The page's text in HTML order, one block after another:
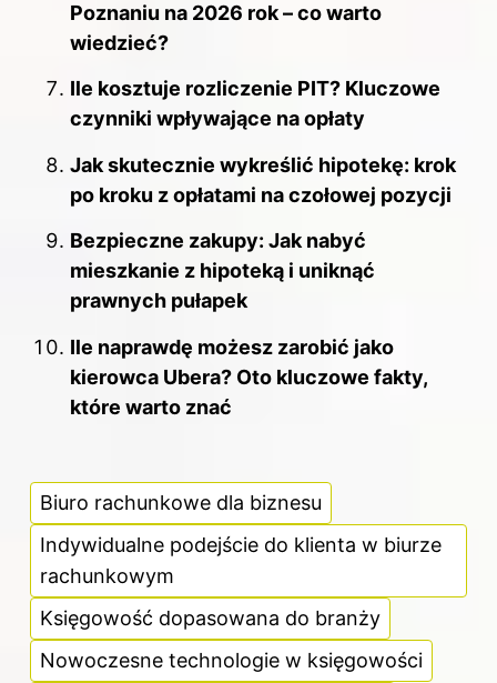
Poznaniu na 2026 rok – co warto
wiedzieć?
Ile kosztuje rozliczenie PIT? Kluczowe
czynniki wpływające na opłaty
Jak skutecznie wykreślić hipotekę: krok
po kroku z opłatami na czołowej pozycji
Bezpieczne zakupy: Jak nabyć
mieszkanie z hipoteką i uniknąć
prawnych pułapek
Ile naprawdę możesz zarobić jako
kierowca Ubera? Oto kluczowe fakty,
które warto znać
Biuro rachunkowe dla biznesu
Indywidualne podejście do klienta w biurze
rachunkowym
Księgowość dopasowana do branży
Nowoczesne technologie w księgowości